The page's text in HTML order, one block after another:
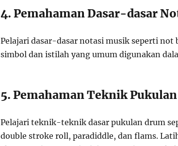
4. Pemahaman Dasar-dasar
Pelajari dasar-dasar notasi musik seperti not
simbol dan istilah yang umum digunakan
5. Pemahaman Teknik
Pelajari teknik-teknik dasar pukulan drum
double stroke roll, paradiddle, dan flams.